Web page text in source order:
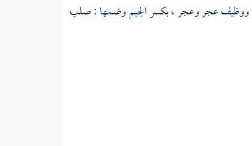
ووظيف عجر وعجر ، بكسر الجيم وضمها : صلب